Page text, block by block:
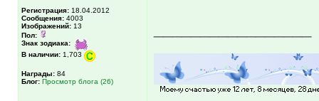
Регистрация: 18.04.2012
Сообщения: 4003
Изображений: 13
Пол:
Знак зодиака:
В наличии: 1,703
Награды: 84
Блог: Просмотр блога (26)